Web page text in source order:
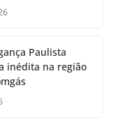
Paulista
inédita na região